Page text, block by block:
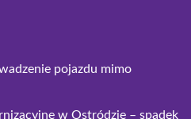
pojazdu mimo
w Ostródzie – spadek